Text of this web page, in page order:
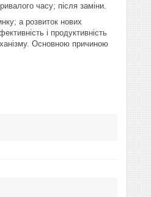
часу; після заміни.
а розвиток нових
і продуктивність
Основною причиною